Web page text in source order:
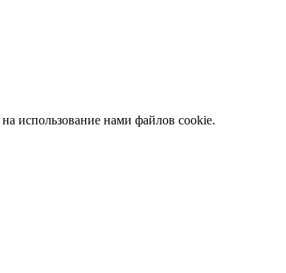
на использование нами файлов cookie.